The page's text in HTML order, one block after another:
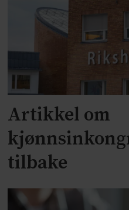
Artikkel om
tilbake